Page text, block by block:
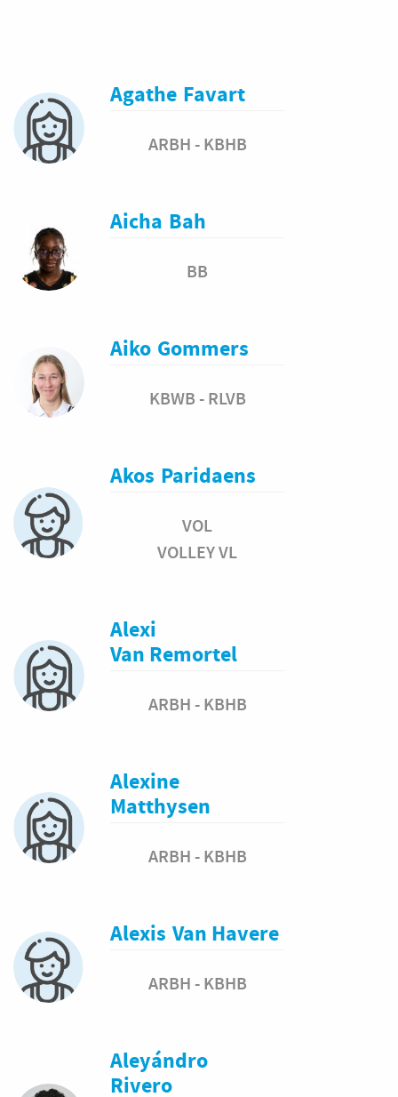
Agathe Favart
ARBH - KBHB
Aicha Bah
BB
Aiko Gommers
KBWB - RLVB
Akos Paridaens
VOL
VOLLEY VL
Alexi
Van Remortel
ARBH - KBHB
Alexine
Matthysen
ARBH - KBHB
Alexis Van Havere
ARBH - KBHB
Aleyándro
Rivero